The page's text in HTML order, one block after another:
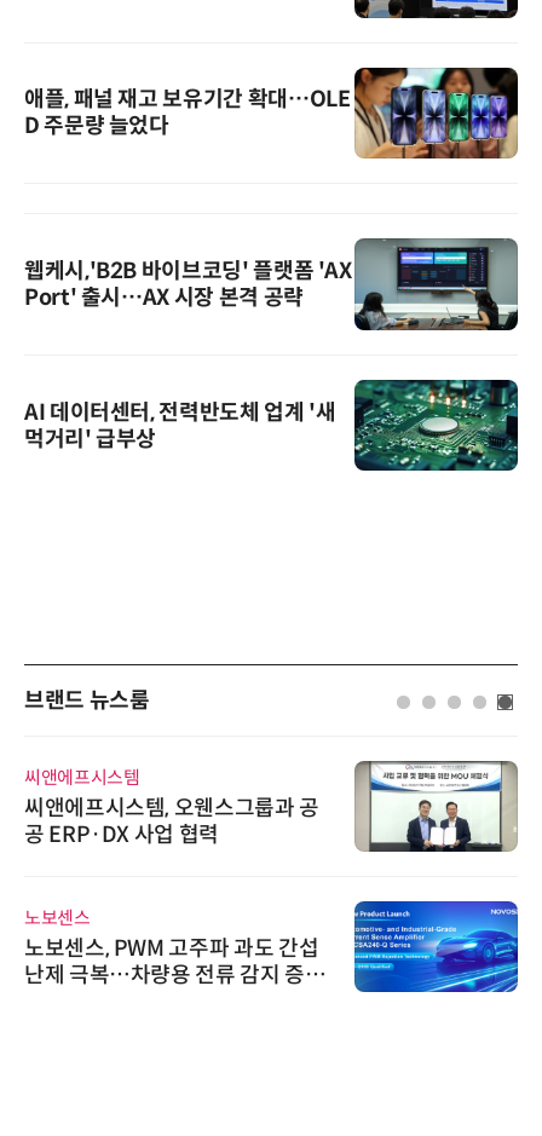
애플, 패널 재고 보유기간 확대…OLE
D 주문량 늘었다
웹케시,'B2B 바이브코딩' 플랫폼 'AX
Port' 출시…AX 시장 본격 공략
AI 데이터센터, 전력반도체 업계 '새
먹거리' 급부상
브랜드 뉴스룸
씨앤에프시스템
씨앤에프시스템, 오웬스그룹과 공
공 ERP·DX 사업 협력
노보센스
노보센스, PWM 고주파 과도 간섭
난제 극복…차량용 전류 감지 증폭